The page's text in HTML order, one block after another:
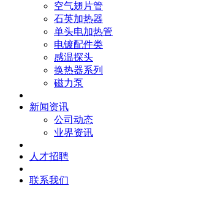
空气翅片管
石英加热器
单头电加热管
电镀配件类
感温探头
换热器系列
磁力泵
新闻资讯
公司动态
业界资讯
人才招聘
联系我们